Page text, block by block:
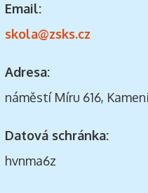
Email:
skola@zsks.cz
Adresa:
náměstí Míru 616,
Datová schránka:
hvnma6z